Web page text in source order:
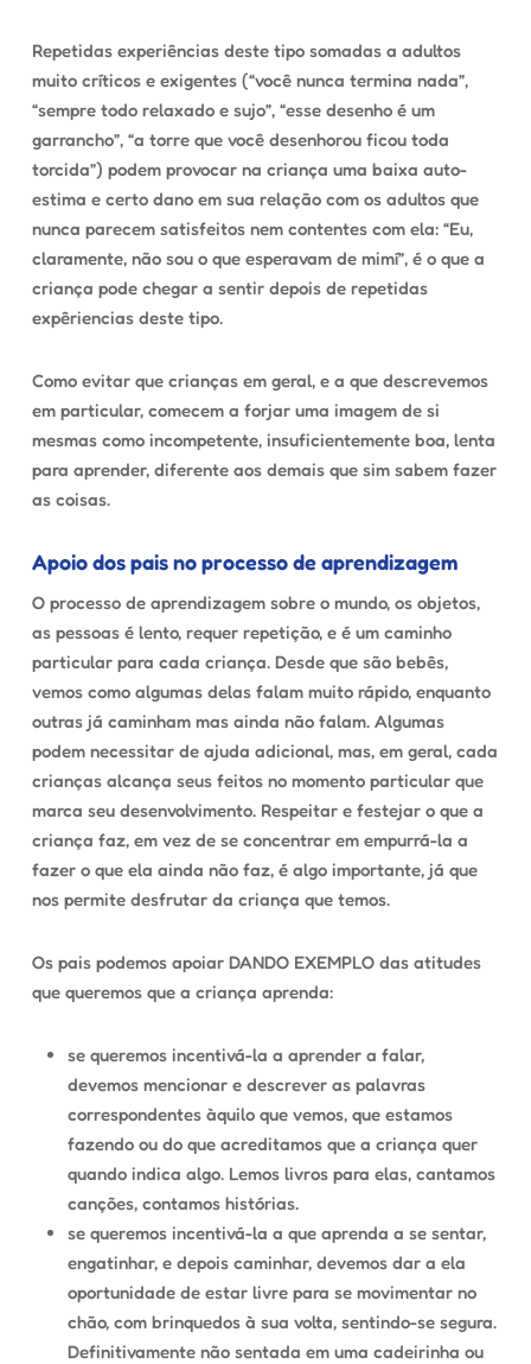
Repetidas experiências deste tipo somadas a adultos
muito críticos e exigentes (“você nunca termina nada”,
“sempre todo relaxado e sujo”, “esse desenho é um
garrancho”, “a torre que você desenhorou ficou toda
torcida”) podem provocar na criança uma baixa auto-
estima e certo dano em sua relação com os adultos que
nunca parecem satisfeitos nem contentes com ela: “Eu,
claramente, não sou o que esperavam de mimí”, é o que a
criança pode chegar a sentir depois de repetidas
expêriencias deste tipo.
Como evitar que crianças em geral, e a que descrevemos
em particular, comecem a forjar uma imagem de si
mesmas como incompetente, insuficientemente boa, lenta
para aprender, diferente aos demais que sim sabem fazer
as coisas.
Apoio dos pais no processo de aprendizagem
O processo de aprendizagem sobre o mundo, os objetos,
as pessoas é lento, requer repetição, e é um caminho
particular para cada criança. Desde que são bebês,
vemos como algumas delas falam muito rápido, enquanto
outras já caminham mas ainda não falam. Algumas
podem necessitar de ajuda adicional, mas, em geral, cada
crianças alcança seus feitos no momento particular que
marca seu desenvolvimento. Respeitar e festejar o que a
criança faz, em vez de se concentrar em empurrá-la a
fazer o que ela ainda não faz, é algo importante, já que
nos permite desfrutar da criança que temos.
Os pais podemos apoiar DANDO EXEMPLO das atitudes
que queremos que a criança aprenda:
se queremos incentivá-la a aprender a falar,
devemos mencionar e descrever as palavras
correspondentes àquilo que vemos, que estamos
fazendo ou do que acreditamos que a criança quer
quando indica algo. Lemos livros para elas, cantamos
canções, contamos histórias.
se queremos incentivá-la a que aprenda a se sentar,
engatinhar, e depois caminhar, devemos dar a ela
oportunidade de estar livre para se movimentar no
chão, com brinquedos à sua volta, sentindo-se segura.
Definitivamente não sentada em uma cadeirinha ou